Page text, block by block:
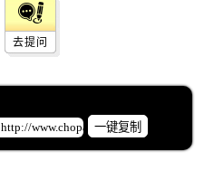
去提问
一键复制